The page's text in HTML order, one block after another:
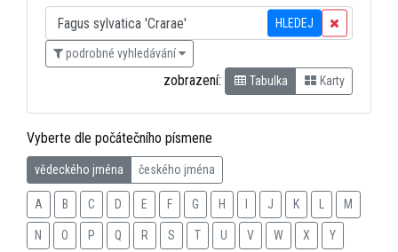
HLEDEJ
podrobné vyhledávání
zobrazení: Tabulka Karty
Vyberte dle počátečního písmene
vědeckého jména českého jména
A B C D E F G H J K M
N O P Q R S T U V W X Y